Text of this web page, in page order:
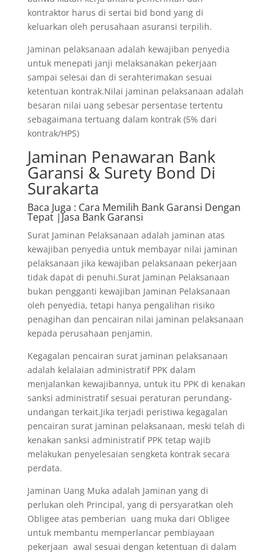
kontraktor harus di sertai bid bond yang di
keluarkan oleh perusahaan asuransi terpilih.
Jaminan pelaksanaan adalah kewajiban penyedia
untuk menepati janji melaksanakan pekerjaan
sampai selesai dan di serahterimakan sesuai
ketentuan kontrak.Nilai jaminan pelaksanaan adalah
besaran nilai uang sebesar persentase tertentu
sebagaimana tertuang dalam kontrak (5% dari
kontrak/HPS)
Jaminan Penawaran Bank
Garansi & Surety Bond Di
Surakarta
Baca Juga : Cara Memilih Bank Garansi Dengan
Tepat |Jasa Bank Garansi
Surat Jaminan Pelaksanaan adalah jaminan atas
kewajiban penyedia untuk membayar nilai jaminan
pelaksanaan jika kewajiban pelaksanaan pekerjaan
tidak dapat di penuhi.Surat Jaminan Pelaksanaan
bukan pengganti kewajiban Jaminan Pelaksanaan
oleh penyedia, tetapi hanya pengalihan risiko
penagihan dan pencairan nilai jaminan pelaksanaan
kepada perusahaan penjamin.
Kegagalan pencairan surat jaminan pelaksanaan
adalah kelalaian administratif PPK dalam
menjalankan kewajibannya, untuk itu PPK di kenakan
sanksi administratif sesuai peraturan perundang-
undangan terkait.Jika terjadi peristiwa kegagalan
pencairan surat jaminan pelaksanaan, meski telah di
kenakan sanksi administratif PPK tetap wajib
melakukan penyelesaian sengketa kontrak secara
perdata.
Jaminan Uang Muka adalah Jaminan yang di
perlukan oleh Principal, yang di persyaratkan oleh
Obligee atas pemberian uang muka dari Obligee
untuk membantu memperlancar pembiayaan
pekerjaan awal sesuai dengan ketentuan di dalam